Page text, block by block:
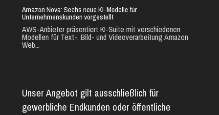
Amazon Nova: Sechs neue KI-Modelle für
Unternehmenskunden vorgestellt
AWS-Anbieter präsentiert KI-Suite mit verschiedenen
Modellen für Text-, Bild- und Videoverarbeitung Amazon
Web...
Unser Angebot gilt ausschließlich für
gewerbliche Endkunden oder öffentliche